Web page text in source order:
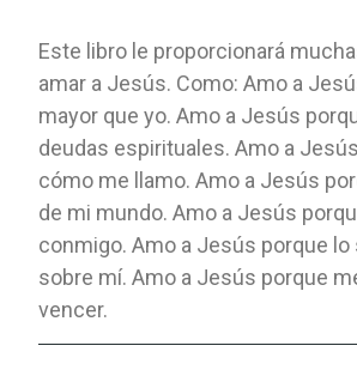
Este libro le proporcionará
amar a Jesús. Como: Amo a
mayor que yo. Amo a Jesús
deudas espirituales. Amo a
cómo me llamo. Amo a Jesús
de mi mundo. Amo a Jesús
conmigo. Amo a Jesús porque lo
sobre mí. Amo a Jesús porque
vencer.